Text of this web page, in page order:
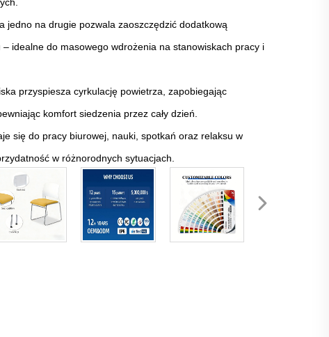
jedno na drugie pozwala zaoszczędzić dodatkową
idealne do masowego wdrożenia na stanowiskach pracy i
przyspiesza cyrkulację powietrza, zapobiegając
komfort siedzenia przez cały dzień.
się do pracy biurowej, nauki, spotkań oraz relaksu w
w różnorodnych sytuacjach.